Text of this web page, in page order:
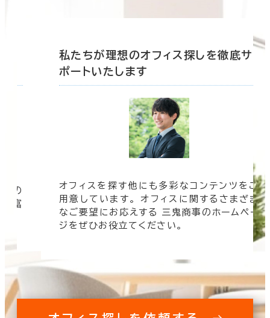
の
豊富
私たちが理想のオフィス探しを徹底サ
ポートいたします
オフィスを探す他にも多彩なコンテンツをご
用意しています。 オフィスに関するさまざま
なご要望にお応えする 三鬼商事のホームペー
ジをぜひお役立てください。